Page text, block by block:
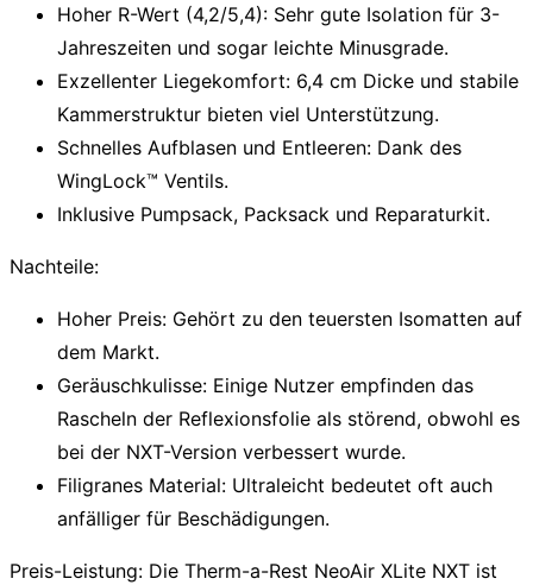
Hoher R-Wert (4,2/5,4): Sehr gute Isolation für 3-
Jahreszeiten und sogar leichte Minusgrade.
Exzellenter Liegekomfort: 6,4 cm Dicke und stabile
Kammerstruktur bieten viel Unterstützung.
Schnelles Aufblasen und Entleeren: Dank des
WingLock™ Ventils.
Inklusive Pumpsack, Packsack und Reparaturkit.
Nachteile:
Hoher Preis: Gehört zu den teuersten Isomatten auf
dem Markt.
Geräuschkulisse: Einige Nutzer empfinden das
Rascheln der Reflexionsfolie als störend, obwohl es
bei der NXT-Version verbessert wurde.
Filigranes Material: Ultraleicht bedeutet oft auch
anfälliger für Beschädigungen.
Preis-Leistung: Die Therm-a-Rest NeoAir XLite NXT ist